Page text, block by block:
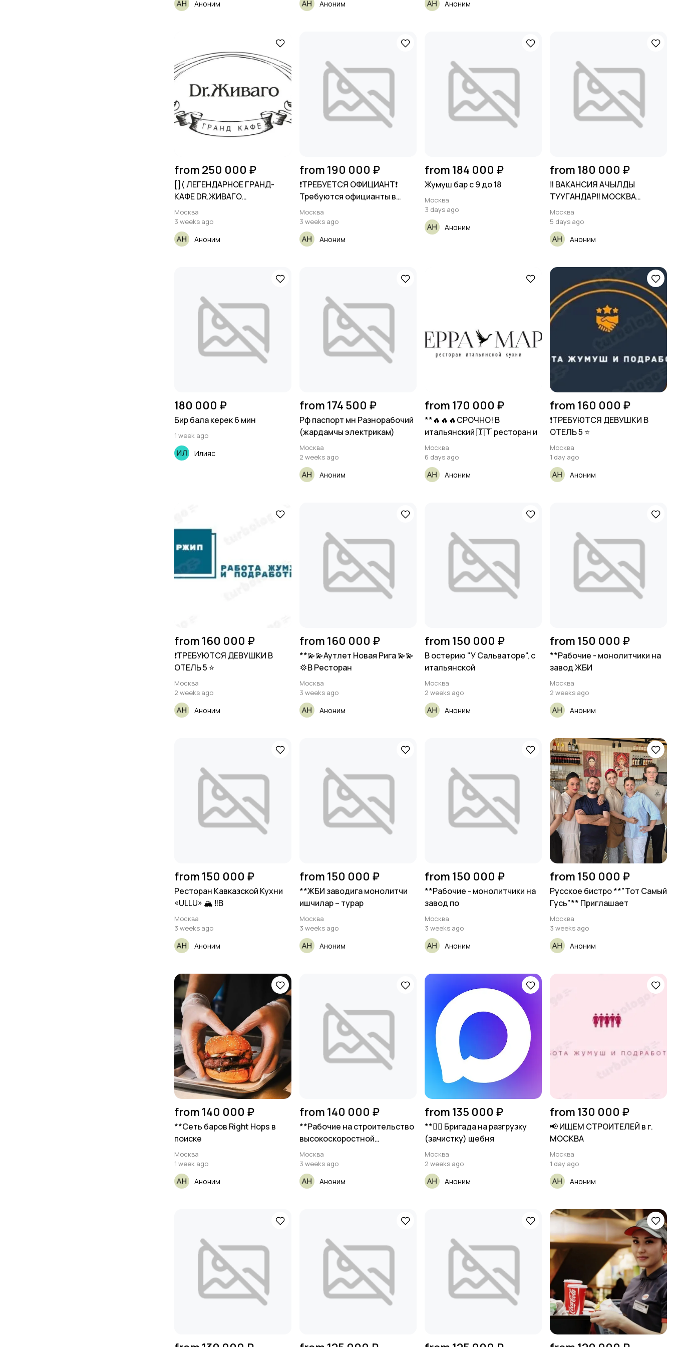
Аноним Аноним Аноним
from 250 000 ₽
[​]( ЛЕГЕНДАРНОЕ ГРАНД-
КАФЕ DR.ЖИВАГО
ПРИГЛАШАЕТ
Москва
3 weeks ago
Аноним
from 190 000 ₽
❗️ТРЕБУЕТСЯ ОФИЦИАНТ❗️
Требуются официанты в
премиум
Москва
3 weeks ago
Аноним
from 184 000 ₽
Жумуш бар с 9 до 18
Москва
3 days ago
Аноним
from 180 000 ₽
‼️ ВАКАНСИЯ АЧЫЛДЫ
ТУУГАНДАР‼️ МОСКВА
ШААРЫНА
Москва
5 days ago
Аноним
180 000 ₽
Бир бала керек 6 мин
1 week ago
Илияс
from 174 500 ₽
Рф паспорт мн Разнорабочий
(жардамчы электрикам)
Москва
2 weeks ago
Аноним
from 170 000 ₽
**🔥🔥🔥СРОЧНО! В
итальянский 🇮🇹 ресторан и
Москва
6 days ago
Аноним
from 160 000 ₽
❗️ТРЕБУЮТСЯ ДЕВУШКИ В
ОТЕЛЬ 5 ⭐️
Москва
1 day ago
Аноним
from 160 000 ₽
❗️ТРЕБУЮТСЯ ДЕВУШКИ В
ОТЕЛЬ 5 ⭐️
Москва
2 weeks ago
Аноним
from 160 000 ₽
**💫💫Аутлет Новая Рига 💫💫
💢В Ресторан
Москва
3 weeks ago
Аноним
from 150 000 ₽
В остерию "У Сальваторе", с
итальянской
Москва
2 weeks ago
Аноним
from 150 000 ₽
**Рабочие - монолитчики на
завод ЖБИ
Москва
2 weeks ago
Аноним
from 150 000 ₽
Ресторан Кавказской Кухни
«ULLU» 🏔️ ‼️В
Москва
3 weeks ago
Аноним
from 150 000 ₽
**ЖБИ заводига монолитчи
ишчилар – турар
Москва
3 weeks ago
Аноним
from 150 000 ₽
**Рабочие - монолитчики на
завод по
Москва
3 weeks ago
Аноним
from 150 000 ₽
Русское бистро **"Тот Самый
Гусь"** Приглашает
Москва
3 weeks ago
Аноним
from 140 000 ₽
**Сеть баров Right Hops в
поиске
Москва
1 week ago
Аноним
from 140 000 ₽
**Рабочие на строительство
высокоскоростной
железнодорожной
магистрали
Москва
3 weeks ago
Аноним
from 135 000 ₽
**👉🏾 Бригада на разгрузку
(зачистку) щебня
Москва
2 weeks ago
Аноним
from 130 000 ₽
📢 ИЩЕМ СТРОИТЕЛЕЙ в г.
МОСКВА
Москва
1 day ago
Аноним